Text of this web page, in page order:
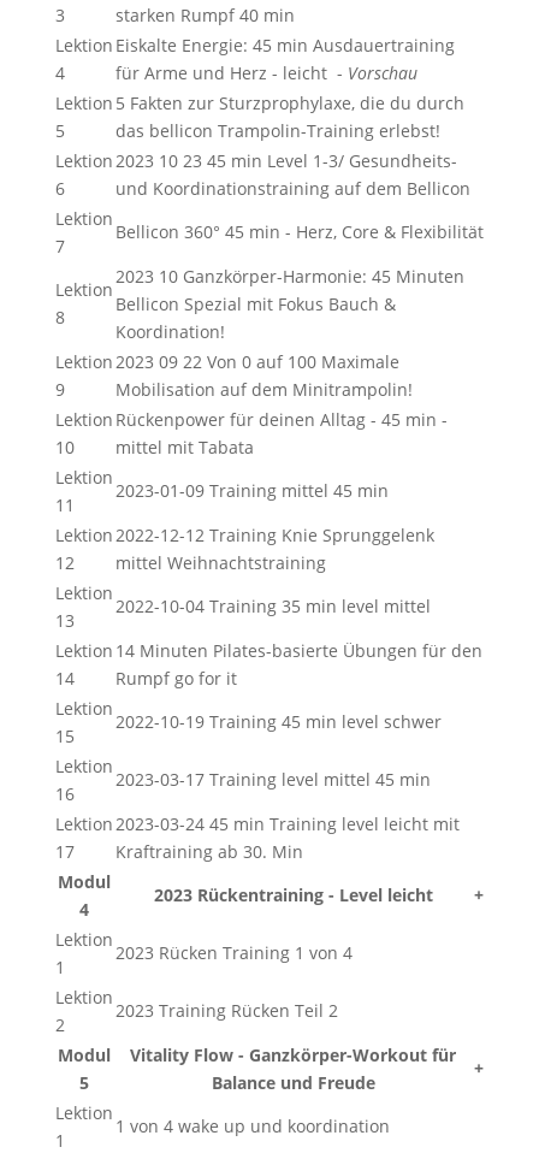
3
starken Rumpf 40 min
Lektion
4
Eiskalte Energie: 45 min Ausdauertraining
für Arme und Herz - leicht - Vorschau
Lektion
5
5 Fakten zur Sturzprophylaxe, die du durch
das bellicon Trampolin-Training erlebst!
Lektion
6
2023 10 23 45 min Level 1-3/ Gesundheits-
und Koordinationstraining auf dem Bellicon
Lektion
7
Bellicon 360° 45 min - Herz, Core & Flexibilität
Lektion
8
2023 10 Ganzkörper-Harmonie: 45 Minuten
Bellicon Spezial mit Fokus Bauch &
Koordination!
Lektion
9
2023 09 22 Von 0 auf 100 Maximale
Mobilisation auf dem Minitrampolin!
Lektion
10
Rückenpower für deinen Alltag - 45 min -
mittel mit Tabata
Lektion
11
2023-01-09 Training mittel 45 min
Lektion
12
2022-12-12 Training Knie Sprunggelenk
mittel Weihnachtstraining
Lektion
13
2022-10-04 Training 35 min level mittel
Lektion
14
14 Minuten Pilates-basierte Übungen für den
Rumpf go for it
Lektion
15
2022-10-19 Training 45 min level schwer
Lektion
16
2023-03-17 Training level mittel 45 min
Lektion
17
2023-03-24 45 min Training level leicht mit
Kraftraining ab 30. Min
Modul
4
2023 Rückentraining - Level leicht
+
Lektion
1
2023 Rücken Training 1 von 4
Lektion
2
2023 Training Rücken Teil 2
Modul
5
Vitality Flow - Ganzkörper-Workout für
Balance und Freude
+
Lektion
1
1 von 4 wake up und koordination